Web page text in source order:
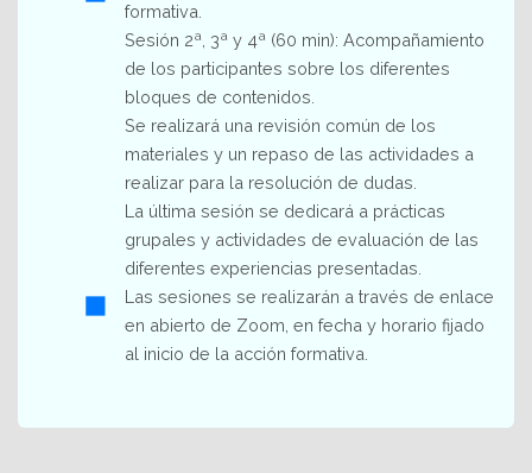
formativa.
Sesión 2ª, 3ª y 4ª (60 min): Acompañamiento
de los participantes sobre los diferentes
bloques de contenidos.
Se realizará una revisión común de los
materiales y un repaso de las actividades a
realizar para la resolución de dudas.
La última sesión se dedicará a prácticas
grupales y actividades de evaluación de las
diferentes experiencias presentadas.
Las sesiones se realizarán a través de enlace
en abierto de Zoom, en fecha y horario fijado
al inicio de la acción formativa.